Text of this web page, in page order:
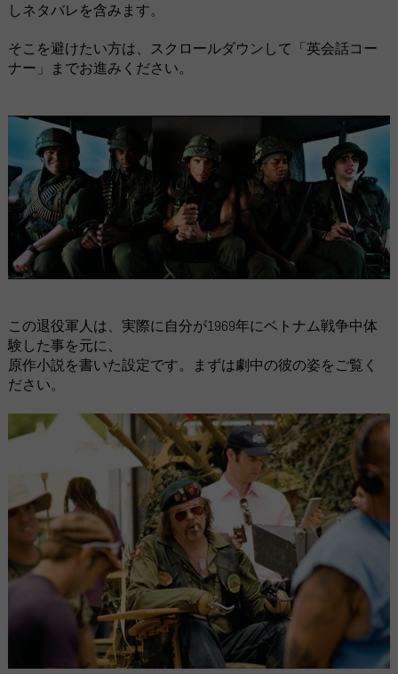
しネタバレを含みます。
そこを避けたい方は、スクロールダウンして「英会話コー
ナー」までお進みください。
この退役軍人は、実際に自分が1969年にベトナム戦争中体
験した事を元に、
原作小説を書いた設定です。まずは劇中の彼の姿をご覧く
ださい。